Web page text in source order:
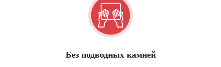
Без подводных камней